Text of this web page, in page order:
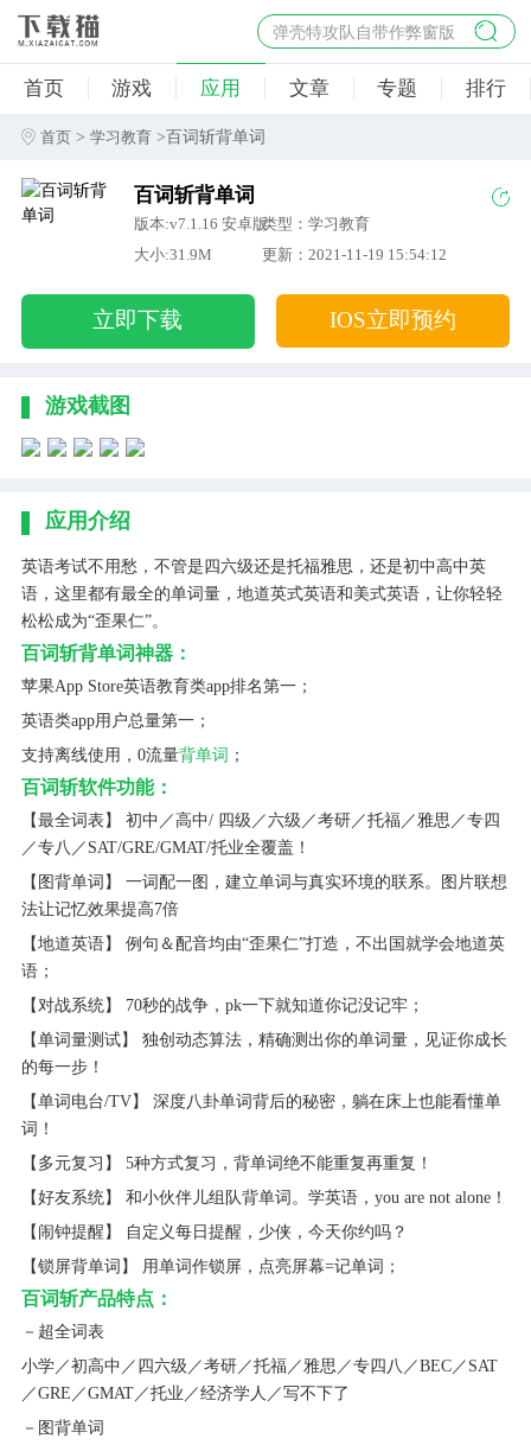
弹壳特攻队自带作弊窗版
杀手47行动
地狱幸存者破解版
首页 游戏 应用 文章 专题 排行
首页 >学习教育 >百词斩背单词
百词斩背单词
版本:v7.1.16 安卓版类型：学习教育
大小:31.9M
更新：2021-11-19 15:54:12
立即下载 IOS立即预约
游戏截图
应用介绍
英语考试不用愁，不管是四六级还是托福雅思，还是初中高中英
语，这里都有最全的单词量，地道英式英语和美式英语，让你轻轻
松松成为“歪果仁”。
百词斩背单词神器：
苹果App Store英语教育类app排名第一；
英语类app用户总量第一；
支持离线使用，0流量背单词 ；
百词斩软件功能：
【最全词表】 初中／高中/ 四级／六级／考研／托福／雅思／专四
／专八／SAT/GRE/GMAT/托业全覆盖！
【图背单词】 一词配一图，建立单词与真实环境的联系。图片联想
法让记忆效果提高7倍
【地道英语】 例句＆配音均由“歪果仁”打造，不出国就学会地道英
语；
【对战系统】 70秒的战争，pk一下就知道你记没记牢；
【单词量测试】 独创动态算法，精确测出你的单词量，见证你成长
的每一步！
【单词电台/TV】 深度八卦单词背后的秘密，躺在床上也能看懂单
词！
【多元复习】 5种方式复习，背单词绝不能重复再重复！
【好友系统】 和小伙伴儿组队背单词。学英语，you are not alone！
【闹钟提醒】 自定义每日提醒，少侠，今天你约吗？
【锁屏背单词】 用单词作锁屏，点亮屏幕=记单词；
百词斩产品特点：
－超全词表
小学／初高中／四六级／考研／托福／雅思／专四八／BEC／SAT
／GRE／GMAT／托业／经济学人／写不下了
－图背单词